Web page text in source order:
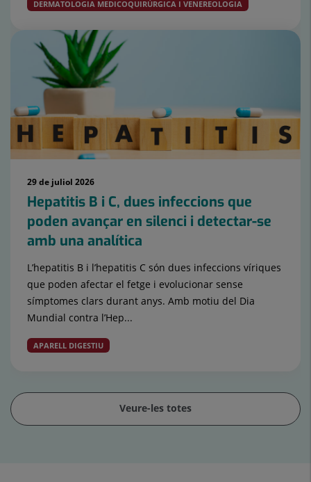
DERMATOLOGIA MEDICOQUIRÚRGICA I VENEREOLOGIA
29 de juliol 2026
Hepatitis B i C, dues infeccions que
poden avançar en silenci i detectar-se
amb una analítica
L’hepatitis B i l’hepatitis C són dues infeccions víriques
que poden afectar el fetge i evolucionar sense
símptomes clars durant anys. Amb motiu del Dia
Mundial contra l’Hep...
APARELL DIGESTIU
Veure-les totes